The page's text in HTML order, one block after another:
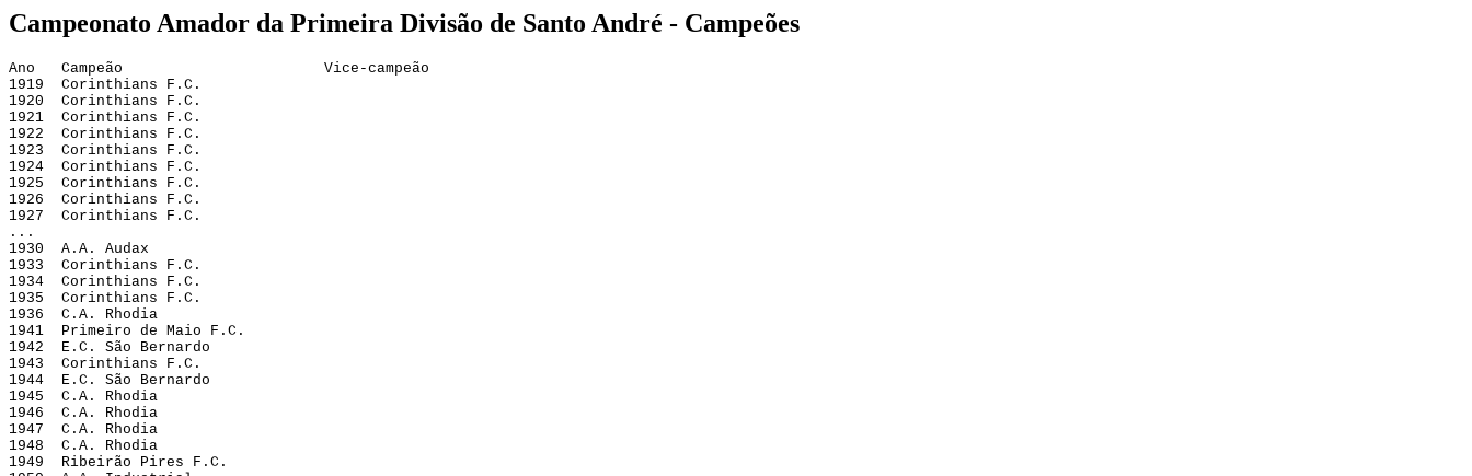
Campeonato Amador da Primeira Divisão de Santo André - Campeões
Ano   Campeão                       Vice-campeão
1919  Corinthians F.C.
1920  Corinthians F.C.
1921  Corinthians F.C.
1922  Corinthians F.C.
1923  Corinthians F.C.
1924  Corinthians F.C.
1925  Corinthians F.C.
1926  Corinthians F.C.
1927  Corinthians F.C.
...
1930  A.A. Audax
1933  Corinthians F.C.
1934  Corinthians F.C.
1935  Corinthians F.C.
1936  C.A. Rhodia
1941  Primeiro de Maio F.C.
1942  E.C. São Bernardo
1943  Corinthians F.C.
1944  E.C. São Bernardo
1945  C.A. Rhodia
1946  C.A. Rhodia
1947  C.A. Rhodia
1948  C.A. Rhodia
1949  Ribeirão Pires F.C.